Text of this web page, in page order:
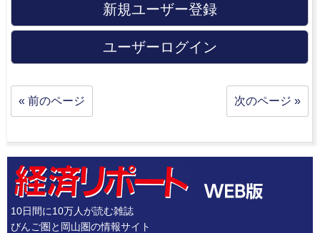
新規ユーザー登録
ユーザーログイン
« 前のページ 次のページ »
10日間に10万人が読む雑誌
びんご圏と岡山圏の情報サイト